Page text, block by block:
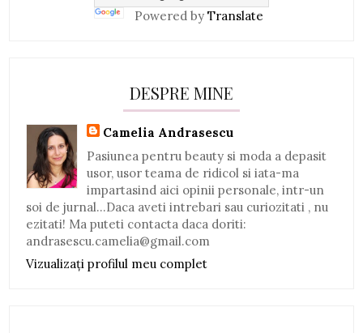
Powered by Translate
DESPRE MINE
Camelia Andrasescu
Pasiunea pentru beauty si moda a depasit
usor, usor teama de ridicol si iata-ma
impartasind aici opinii personale, intr-un
soi de jurnal...Daca aveti intrebari sau curiozitati , nu
ezitati! Ma puteti contacta daca doriti:
andrasescu.camelia@gmail.com
Vizualizați profilul meu complet